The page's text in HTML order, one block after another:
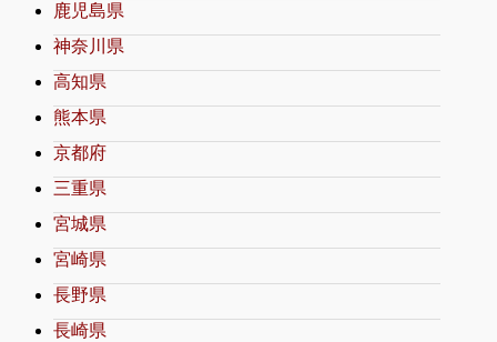
鹿児島県
神奈川県
高知県
熊本県
京都府
三重県
宮城県
宮崎県
長野県
長崎県